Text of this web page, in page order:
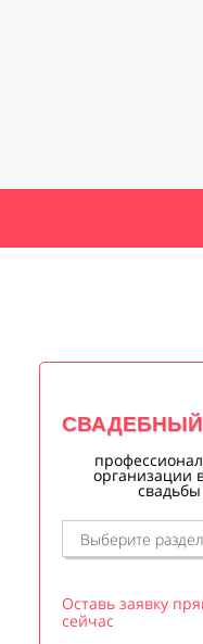
СВАДЕБНЫЙ
организации
свадьбы
Оставь заявку
сейчас